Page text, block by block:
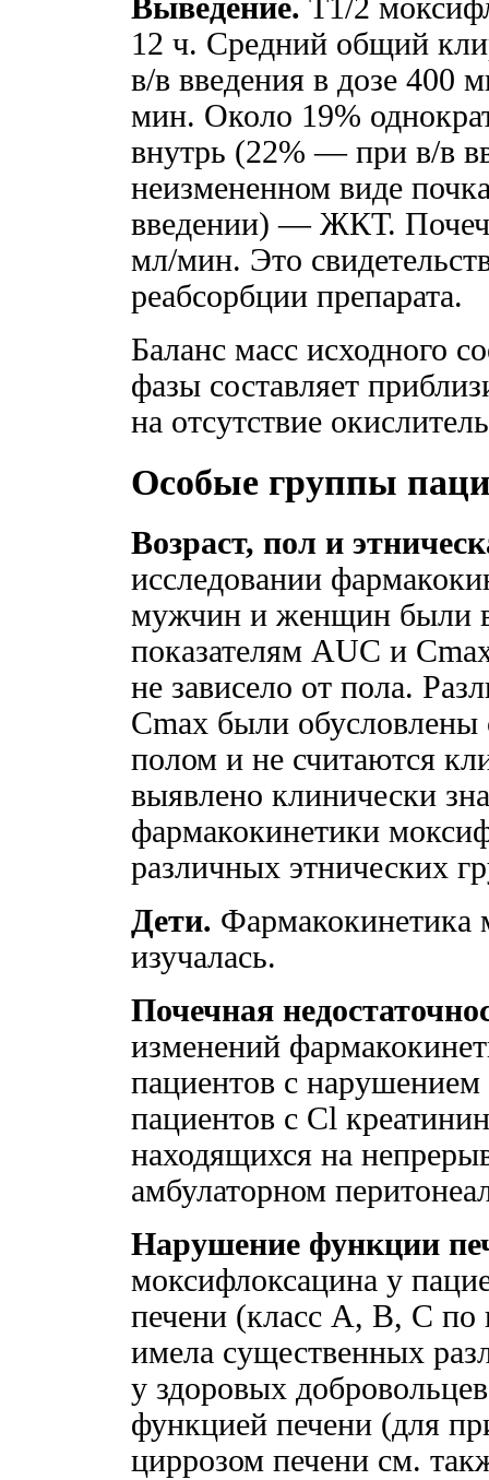
Выведение. T1/2
12 ч. Средний общий
в/в введения в дозе 400
мин. Около 19%
внутрь (22% — при в/в
неизмененном виде
введении) — ЖКТ.
мл/мин. Это
реабсорбции препарата.
Баланс масс исходного
фазы составляет
на отсутствие
Особые группы
Возраст, пол и
исследовании
мужчин и женщин были
показателям AUC и
не зависело от пола.
Cmax были обусловлены
полом и не считаются
выявлено клинически
фармакокинетики
различных этнических
Дети. Фармакокинетика
изучалась.
Почечная
изменений
пациентов с
пациентов с Cl
находящихся на
амбулаторном
Нарушение функции
моксифлоксацина у
печени (класс А, В, С
имела существенных
у здоровых
функцией печени (для
циррозом печени см.